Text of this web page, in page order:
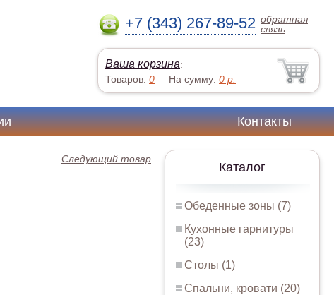
+7 (343) 267-89-52 обратная
связь
Ваша корзина:
Товаров: 0 На сумму: 0 р.
Контакты
Каталог
Обеденные зоны (7)
Кухонные гарнитуры
(23)
Столы (1)
Спальни, кровати (20)
Следующий товар